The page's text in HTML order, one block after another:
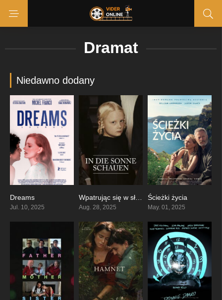
Dramat
Niedawno dodany
Dreams
Jul. 10, 2025
7.1
Wpatrując się w słońce
Aug. 28, 2025
Ścieżki życia
May. 01, 2025